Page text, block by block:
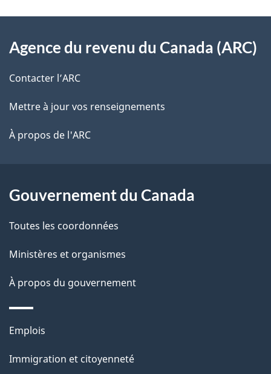
l
s
l
a
a
g
e
o
t
r
e
é
t
a
t
i
n
s
r
c
propos
de
ce
site
Agence du revenu du Canada (ARC)
Contacter l’ARC
Mettre à jour vos renseignements
À propos de l'ARC
Gouvernement du Canada
Toutes les coordonnées
Ministères et organismes
À propos du gouvernement
Thèmes
sujets
Emplois
Immigration et citoyenneté